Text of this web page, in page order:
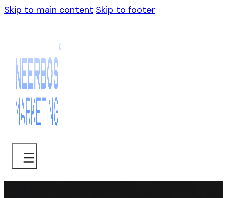
Skip to main content Skip to footer